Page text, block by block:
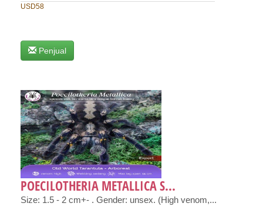
USD58
Penjual
POECILOTHERIA METALLICA S...
Size: 1.5 - 2 cm+- . Gender: unsex. (High venom,...